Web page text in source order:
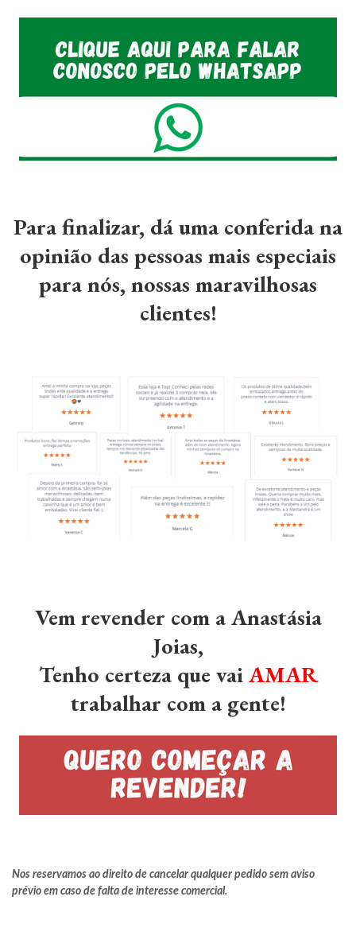
Para finalizar, dá uma conferida na
opinião das pessoas mais especiais
para nós, nossas maravilhosas
clientes!
Vem revender com a Anastásia
Joias,
Tenho certeza que vaiAMAR
trabalhar com a gente!
Nos reservamos ao direito de cancelar qualquer pedido sem aviso
prévio em caso de falta de interesse comercial.